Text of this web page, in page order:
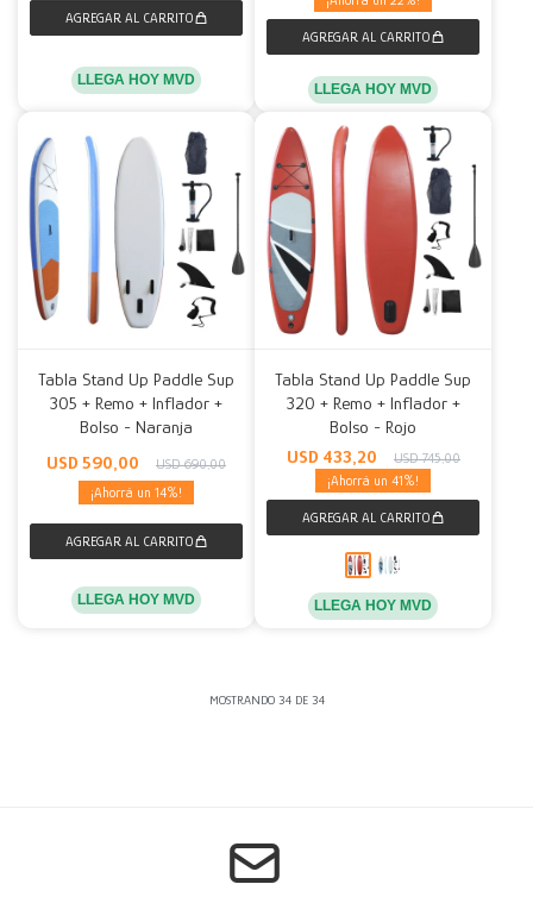
LLEGA HOY MVD
LLEGA HOY MVD
Tabla Stand Up Paddle Sup
305 + Remo + Inflador +
Bolso - Naranja
USD 590,00 USD 690,00
14
LLEGA HOY MVD
Tabla Stand Up Paddle Sup
320 + Remo + Inflador +
Bolso - Rojo
USD 433,20 USD 745,00
41
LLEGA HOY MVD
MOSTRANDO 34DE 34